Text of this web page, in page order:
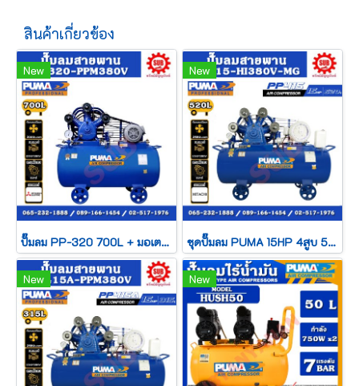
สินค้าเกี่ยวข้อง
New
ปั๊มลม PP-320 700L + มอเตอร์ 20HP 380V MITSUBISHI
New
ชุดปั๊มลม PUMA 15HP 4สูบ 520L PP415-HI380V-MG
New New